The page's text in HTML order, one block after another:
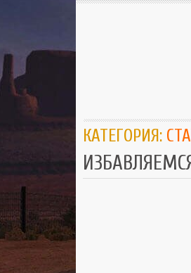
КАТЕГОРИЯ: